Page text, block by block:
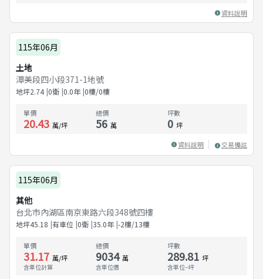
資料說明
115年06月
土地
潭美段四小段371-1地號
地坪2.74 0衛 0.0年 0樓/0樓
單價
20.43 萬/坪
總價
56 萬
坪數
0 坪
資料說明 交易備註
115年06月
其他
台北市內湖區南京東路六段348號四樓
地坪45.18 有車位 0衛 35.0年 -2樓/13樓
單價
31.17 萬/坪
含車位計算
總價
9034 萬
含車位價
坪數
289.81 坪
含車位--坪